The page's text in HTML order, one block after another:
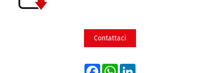
Contattaci
FacebookWhatsApp